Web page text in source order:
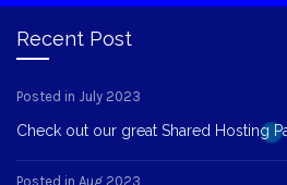
Recent Post
Posted in July 2023
Check out our great Shared Hosting
Posted in Aug 2023